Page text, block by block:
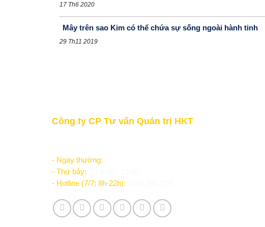
17 Th6 2020
Mây trên sao Kim có thể chứa sự sống ngoài hành tinh
29 Th11 2019
Công ty CP Tư vấn Quản trị HKT
- Ngày thường:
- Thứ bảy:
- Hotline (7/7; 8h-22h):